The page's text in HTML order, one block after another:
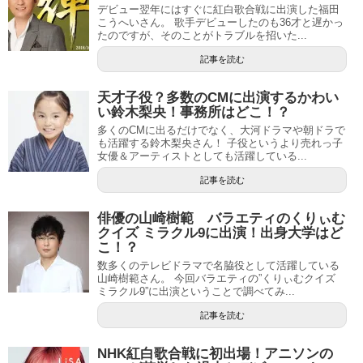
デビュー翌年にはすぐに紅白歌合戦に出演した福田
こうへいさん。 歌手デビューしたのも36才と遅かっ
たのですが、そのことがトラブルを招いた...
記事を読む
天才子役？多数のCMに出演するかわい
い鈴木梨央！事務所はどこ！？
多くのCMに出るだけでなく、大河ドラマや朝ドラで
も活躍する鈴木梨央さん！ 子役というより売れっ子
女優＆アーティストとしても活躍している...
記事を読む
俳優の山崎樹範 バラエティのくりぃむ
クイズ ミラクル9に出演！出身大学はど
こ！？
数多くのテレビドラマで名脇役として活躍している
山崎樹範さん。 今回バラエティの”くりぃむクイズ
ミラクル9”に出演ということで調べてみ...
記事を読む
NHK紅白歌合戦に初出場！アニソンの